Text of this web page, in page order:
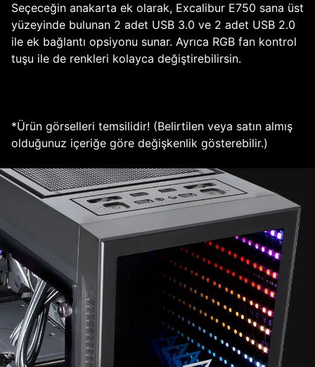
Seçeceğin anakarta ek olarak, Excalibur E750 sana üst
yüzeyinde bulunan 2 adet USB 3.0 ve 2 adet USB 2.0
ile ek bağlantı opsiyonu sunar. Ayrıca RGB fan kontrol
tuşu ile de renkleri kolayca değiştirebilirsin.
*Ürün görselleri temsilidir! (Belirtilen veya satın almış
olduğunuz içeriğe göre değişkenlik gösterebilir.)